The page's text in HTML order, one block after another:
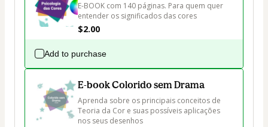
E-BOOK com 140 páginas. Para quem quer
entender os significados das cores
$2.00
Add to purchase
E-book Colorido sem Drama
Aprenda sobre os principais conceitos de
Teoria da Cor e suas possíveis aplicações
nos seus desenhos